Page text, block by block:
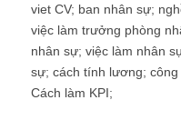
viet CV; ban nhân sự;
việc làm trưởng phòng
nhân sự; việc làm nhân
sự; cách tính lương;
Cách làm KPI;